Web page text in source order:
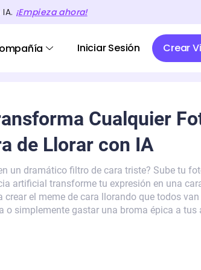
¡Empieza ahora!
Iniciar Sesión Crear
Cualquier
de Llorar con IA
un dramático filtro de cara triste? Sube tu
artificial transforme tu expresión en una
el meme de cara llorando que todos van
o simplemente gastar una broma épica a tus